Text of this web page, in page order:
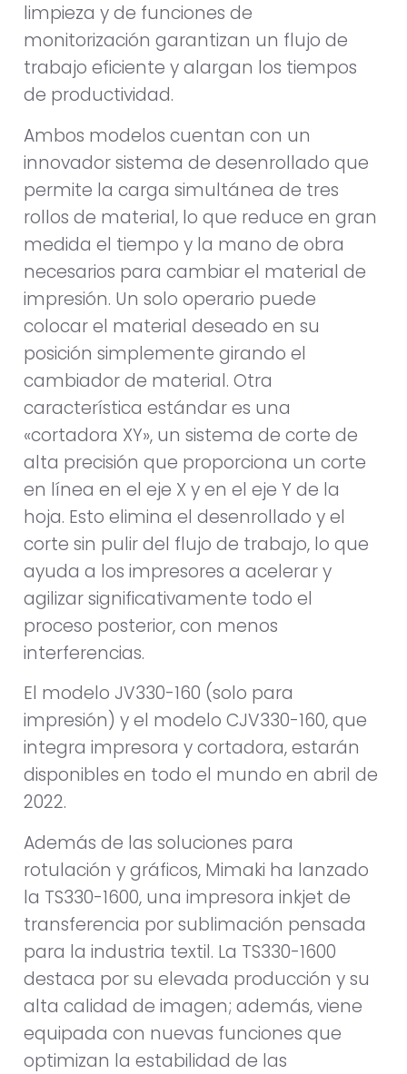
limpieza y de funciones de
monitorización garantizan un flujo de
trabajo eficiente y alargan los tiempos
de productividad.
Ambos modelos cuentan con un
innovador sistema de desenrollado que
permite la carga simultánea de tres
rollos de material, lo que reduce en gran
medida el tiempo y la mano de obra
necesarios para cambiar el material de
impresión. Un solo operario puede
colocar el material deseado en su
posición simplemente girando el
cambiador de material. Otra
característica estándar es una
«cortadora XY», un sistema de corte de
alta precisión que proporciona un corte
en línea en el eje X y en el eje Y de la
hoja. Esto elimina el desenrollado y el
corte sin pulir del flujo de trabajo, lo que
ayuda a los impresores a acelerar y
agilizar significativamente todo el
proceso posterior, con menos
interferencias.
El modelo JV330-160 (solo para
impresión) y el modelo CJV330-160, que
integra impresora y cortadora, estarán
disponibles en todo el mundo en abril de
2022.
Además de las soluciones para
rotulación y gráficos, Mimaki ha lanzado
la TS330-1600, una impresora inkjet de
transferencia por sublimación pensada
para la industria textil. La TS330-1600
destaca por su elevada producción y su
alta calidad de imagen; además, viene
equipada con nuevas funciones que
optimizan la estabilidad de las